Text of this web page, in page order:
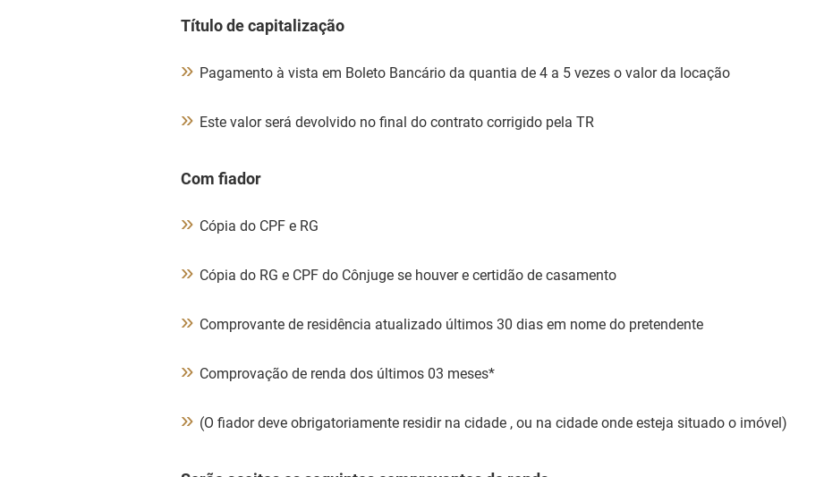
Título de capitalização
» Pagamento à vista em Boleto Bancário da quantia de 4 a 5 vezes o valor da locação
» Este valor será devolvido no final do contrato corrigido pela TR
Com fiador
» Cópia do CPF e RG
» Cópia do RG e CPF do Cônjuge se houver e certidão de casamento
» Comprovante de residência atualizado últimos 30 dias em nome do pretendente
» Comprovação de renda dos últimos 03 meses*
» (O fiador deve obrigatoriamente residir na cidade , ou na cidade onde esteja situado o imóvel)